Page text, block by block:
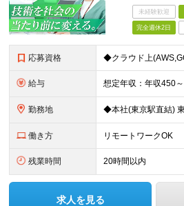
未経験歓迎
完全週休2日
応募資格
給与
勤務地
働き方 リモートワークOK
残業時間 20時間以内
求人を見る